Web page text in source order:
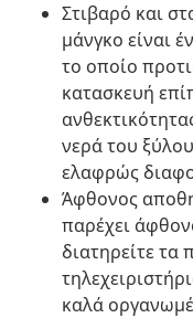
Στιβαρό και
μάνγκο είναι
το οποίο
κατασκευή
νερά του
ελαφρώς
Άφθονος
παρέχει
διατηρείτε τα
καλά